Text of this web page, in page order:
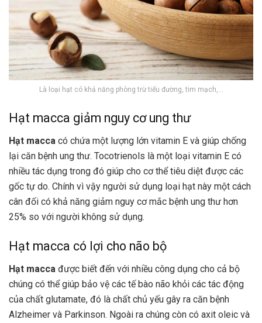
Là loại hạt có khả năng phòng trừ tiểu đường, tim mạch,…
Hạt macca giảm nguy cơ ung thư
Hạt macca có chứa một lượng lớn vitamin E và giúp chống
lại căn bệnh ung thư. Tocotrienols là một loại vitamin E có
nhiều tác dụng trong đó giúp cho cơ thể tiêu diệt được các
gốc tự do. Chính vì vậy người sử dụng loại hạt này một cách
cân đối có khả năng giảm nguy cơ mắc bệnh ung thư hơn
25% so với người không sử dụng.
Hạt macca có lợi cho não bộ
Hạt macca được biết đến với nhiều công dụng cho cả bộ
chúng có thể giúp bảo vệ các tế bào não khỏi các tác động
của chất glutamate, đó là chất chủ yếu gây ra căn bệnh
Alzheimer và Parkinson. Ngoài ra chúng còn có axit oleic và